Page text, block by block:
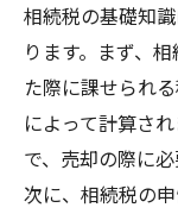
相続税の基礎知
ります。まず、
た際に課せられ
によって計算さ
で、売却の際に
次に、相続税の